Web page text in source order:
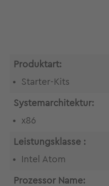
Produktart:
Starter-Kits
Systemarchitektur:
x86
Leistungsklasse :
Intel Atom
Prozessor Name: